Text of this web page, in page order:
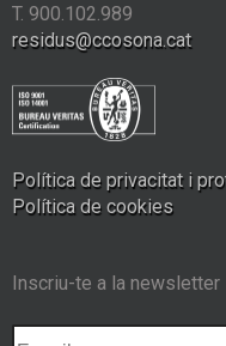
T. 900.102.989
residus@ccosona.cat
Política de privacitat i
Política de cookies
Inscriu-te a la newsletter